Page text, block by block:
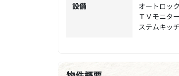
設備
オートロッ
ＴＶモニタ
ステムキッ